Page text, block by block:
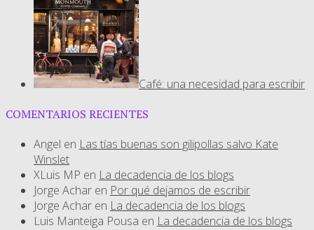
Café: una necesidad para escribir
COMENTARIOS RECIENTES
Angel en Las tías buenas son gilipollas salvo Kate
Winslet
XLuis MP en La decadencia de los blogs
Jorge Achar en Por qué dejamos de escribir
Jorge Achar en La decadencia de los blogs
Luis Manteiga Pousa en La decadencia de los blogs